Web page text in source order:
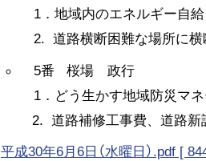
1．地域内のエネルギー自
2. 道路横断困難な場所に横
5番 桜場 政行
1．どう生かす地域防災マ
2. 道路補修工事費、道路新
平成30年6月6日（水曜日）.pdf [